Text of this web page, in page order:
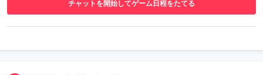
チャットを開始してゲーム日程をたてる